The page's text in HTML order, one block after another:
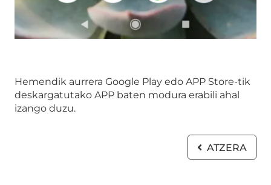
Hemendik aurrera Google Play edo APP Store-tik
deskargatutako APP baten modura erabili ahal
izango duzu.
ATZERA